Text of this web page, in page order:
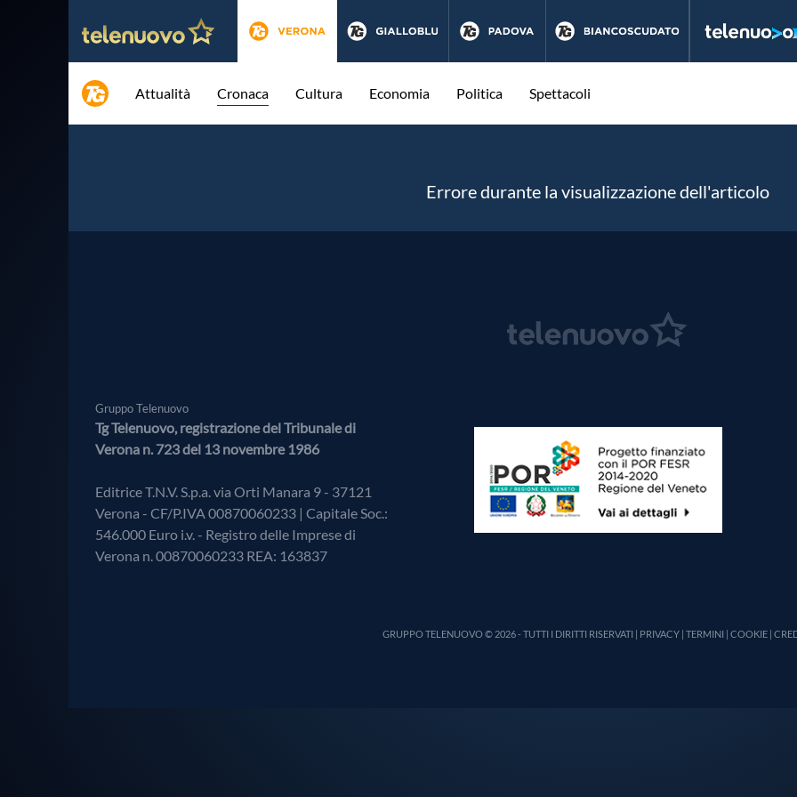
Attualità Cronaca Cultura Economia Politica Spettacoli
Errore durante la visualizzazione dell'articolo
Gruppo Telenuovo
Tg Telenuovo, registrazione del Tribunale di
Verona n. 723 del 13 novembre 1986
Editrice T.N.V. S.p.a. via Orti Manara 9 - 37121
Verona - CF/P.IVA 00870060233 | Capitale Soc.:
546.000 Euro i.v. - Registro delle Imprese di
Verona n. 00870060233 REA: 163837
GRUPPO TELENUOVO © 2026 - TUTTI I DIRITTI RISERVATI | PRIVACY | TERMINI | COOKIE |